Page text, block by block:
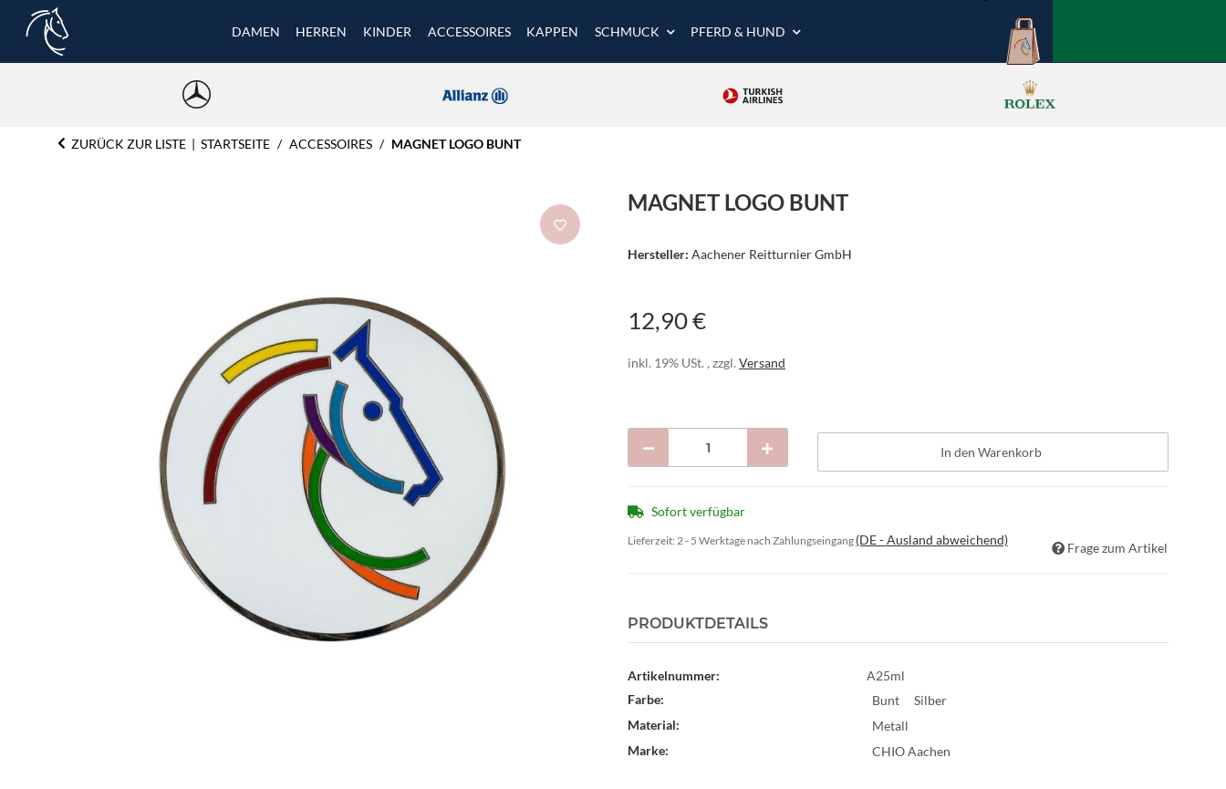
DAMEN HERREN KINDER ACCESSOIRES KAPPEN SCHMUCK PFERD & HUND
ZURÜCK ZUR LISTE STARTSEITE ACCESSOIRES MAGNET LOGO BUNT
MAGNET LOGO BUNT
Hersteller: Aachener Reitturnier GmbH
12,90 €
inkl. 19% USt. , zzgl. Versand
In den Warenkorb
Sofort verfügbar
Lieferzeit: 2 - 5 Werktage nach Zahlungseingang (DE - Ausland abweichend)
Frage zum Artikel
PRODUKTDETAILS
Artikelnummer:
A25ml
Farbe:
Bunt Silber
Material: Metall
Marke: CHIO Aachen